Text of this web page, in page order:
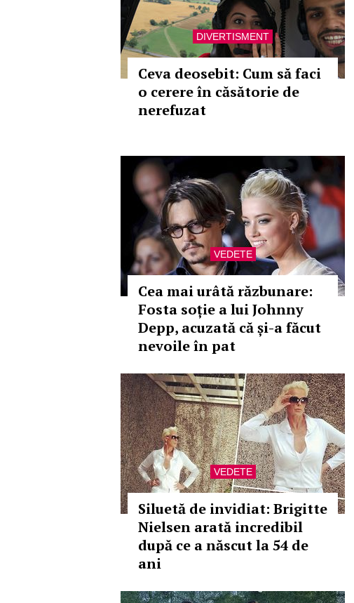
DIVERTISMENT
Ceva deosebit: Cum să faci
o cerere în căsătorie de
nerefuzat
VEDETE
Cea mai urâtă răzbunare:
Fosta soție a lui Johnny
Depp, acuzată că și-a făcut
nevoile în pat
VEDETE
Siluetă de invidiat: Brigitte
Nielsen arată incredibil
după ce a născut la 54 de
ani